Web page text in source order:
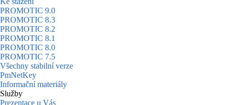
PROMOTIC 9.0
PROMOTIC 8.3
PROMOTIC 8.2
PROMOTIC 8.1
PROMOTIC 8.0
PROMOTIC 7.5
Všechny stabilní verze
PmNetKey
Informační materiály
Služby
Prezentace u Vás